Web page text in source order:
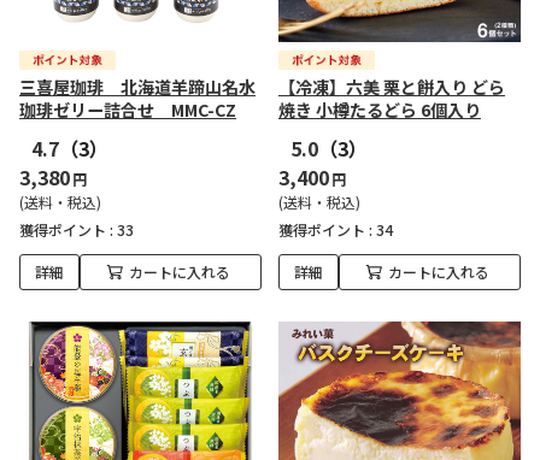
三喜屋珈琲 北海道羊蹄山名水
珈琲ゼリー詰合せ MMC-CZ
4.7 （3）
3,380円
(送料・税込)
獲得ポイント : 33
詳細 カートに入れる
【冷凍】六美 栗と餅入り どら
焼き 小樽たるどら 6個入り
5.0 （3）
3,400円
(送料・税込)
獲得ポイント : 34
詳細 カートに入れる